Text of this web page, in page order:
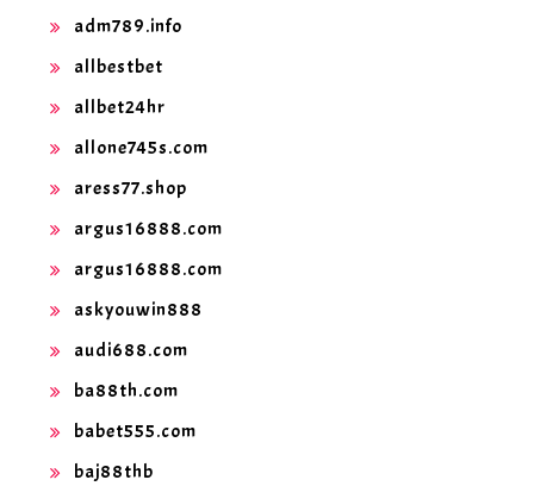
adm789.info
allbestbet
allbet24hr
allone745s.com
aress77.shop
argus16888.com
argus16888.com
askyouwin888
audi688.com
ba88th.com
babet555.com
baj88thb